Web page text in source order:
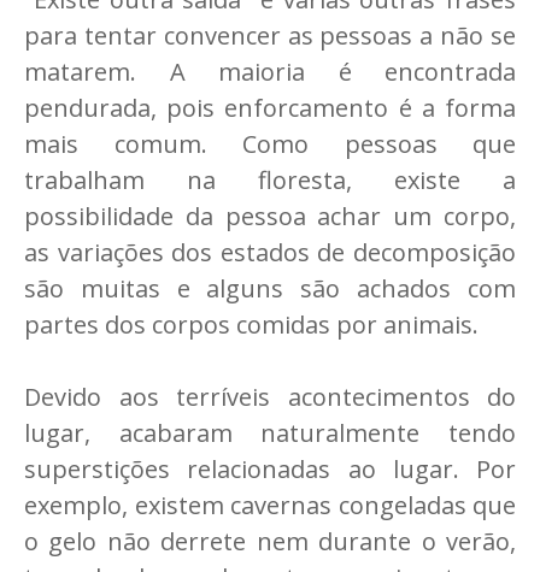
para tentar convencer as pessoas a não se
matarem. A maioria é encontrada
pendurada, pois enforcamento é a forma
mais comum. Como pessoas que
trabalham na floresta, existe a
possibilidade da pessoa achar um corpo,
as variações dos estados de decomposição
são muitas e alguns são achados com
partes dos corpos comidas por animais.
Devido aos terríveis acontecimentos do
lugar, acabaram naturalmente tendo
superstições relacionadas ao lugar. Por
exemplo, existem cavernas congeladas que
o gelo não derrete nem durante o verão,